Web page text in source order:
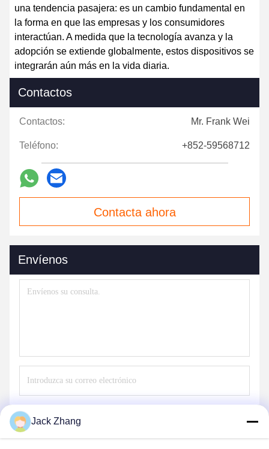
una tendencia pasajera: es un cambio fundamental en
la forma en que las empresas y los consumidores
interactúan. A medida que la tecnología avanza y la
adopción se extiende globalmente, estos dispositivos se
integrarán aún más en la vida diaria.
Contactos
Contactos: Mr. Frank Wei
Teléfono: +852-59568712
Contacta ahora
Envíenos
Jack Zhang